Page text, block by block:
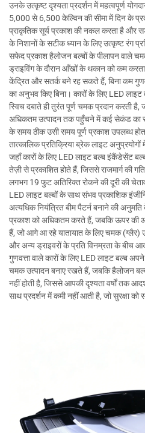
उनके उत्कृष्ट दृश्यता प्रदर्शन में महत्वपूर्ण
5,000 से 6,500 केल्विन की सीमा में दिन के
प्राकृतिक सूर्य प्रकाश की नकल करता है और
के निशानों के सटीक ध्यान के लिए उत्कृष्ट रंग
सफेद प्रकाश हैलोजन बल्बों के पीलापन वाले
ड्राइविंग के दौरान आँखों के थकान को कम
केंद्रित और सतर्क बने रह सकते हैं, बिना कम
का अनुभव किए बिना। कारों के लिए LED
स्विच दबाते ही तुरंत पूर्ण चमक प्रदान करती
अधिकतम उत्पादन तक पहुँचने में कई सेकंड का
के समय ठीक उसी समय पूर्ण प्रकाश उपलब्ध
तात्कालिक प्रतिक्रिया ब्रेक लाइट अनुप्रयोगों
जहाँ कारों के लिए LED लाइट बल्ब इंकैंडेसेंट
तेज़ी से प्रकाशित होते हैं, जिससे राजमार्ग की
लगभग 19 फुट अतिरिक्त रोकने की दूरी की
LED लाइट बल्बों के साथ संभव प्रकाशिक
अत्यधिक नियंत्रित बीम पैटर्न बनाने की
प्रकाश को अधिकतम करते हैं, जबकि ऊपर की
हैं, जो आगे आ रहे यातायात के लिए चमक (ग्लैर)
और अन्य ड्राइवरों के प्रति विनम्रता के बीच
गुणवत्ता वाले कारों के लिए LED लाइट बल्ब
चमक उत्पादन बनाए रखते हैं, जबकि हैलोजन
नहीं होती है, जिससे आपकी दृश्यता वर्षों तक
साथ प्रदर्शन में कमी नहीं आती है, जो सुरक्षा